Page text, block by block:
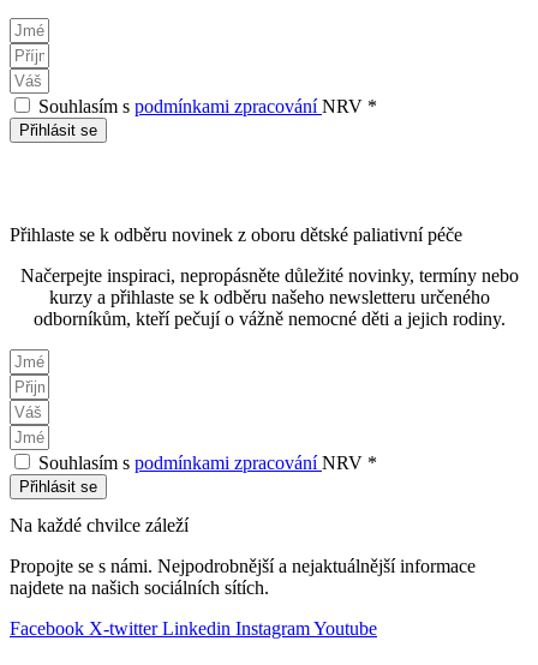
Souhlasím s podmínkami zpracováníNRV *
Přihlásit se
Přihlaste se k odběru novinek z oboru dětské paliativní péče
Načerpejte inspiraci, nepropásněte důležité novinky, termíny nebo
kurzy a přihlaste se k odběru našeho newsletteru určeného
odborníkům, kteří pečují o vážně nemocné děti a jejich rodiny.
Souhlasím s podmínkami zpracováníNRV *
Přihlásit se
Na každé chvilce záleží
Propojte se s námi. Nejpodrobnější a nejaktuálnější informace
najdete na našich sociálních sítích.
Facebook X-twitter Linkedin InstagramYoutube